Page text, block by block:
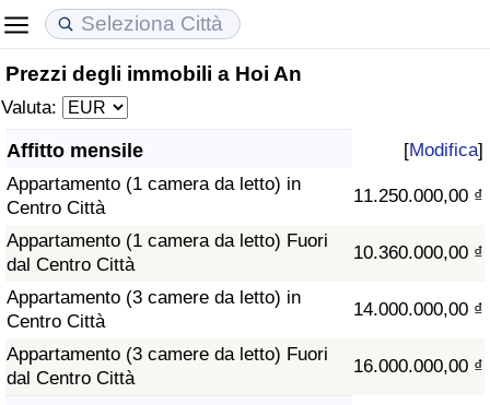
Prezzi degli immobili a Hoi An
Valuta:
Affitto mensile [Modifica]
Appartamento (1 camera da letto) in
Centro Città
11.250.000,00 ₫
Appartamento (1 camera da letto) Fuori
dal Centro Città
10.360.000,00 ₫
Appartamento (3 camere da letto) in
Centro Città
14.000.000,00 ₫
Appartamento (3 camere da letto) Fuori
dal Centro Città
16.000.000,00 ₫
Costo della vita
Indice Del Costo Della Vita (corrente)
Indice Del Costo Della Vita
Indice del Costo della Vita per Nazione
ad Aqaba
Prezzi degli immobili
Indice del Prezzo delle Case (Corrente)
Indice del Prezzo delle Case
Indice del Prezzo delle Case per Nazione
Qualità della Vita
Indice della Qualità della Vita
Indice della Qualità della Vita (Corrente)
Indice della qualità della vita per Paese
Criminalità
Indice del Tasso di Criminalità (Corrente)